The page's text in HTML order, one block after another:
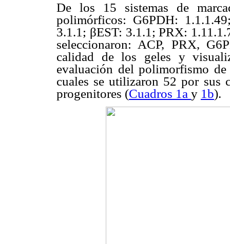
De los 15 sistemas de
polimórficos: G6PDH:
3.1.1; βEST: 3.1.1; PRX:
seleccionaron: ACP, PRX,
calidad de los geles y
evaluación del polimorfismo
cuales se utilizaron 52 por sus
progenitores (Cuadros 1a y 1b).